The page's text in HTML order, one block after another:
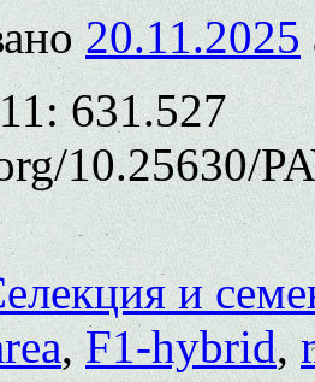
20.11.2025
631.527
10.25630/
и
,F1-hybrid,